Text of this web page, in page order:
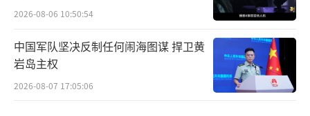
2026-08-06 10:50:54
中国军队坚决反制任何闹海图谋 捍卫黄
岩岛主权
2026-08-07 17:05:06